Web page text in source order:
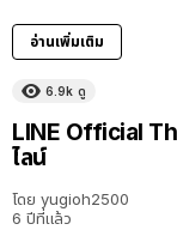
อ่านเพิ่มเติม
6.9k ดู
LINE Official
ไลน์
โดย yugioh2500
6 ปีที่แล้ว